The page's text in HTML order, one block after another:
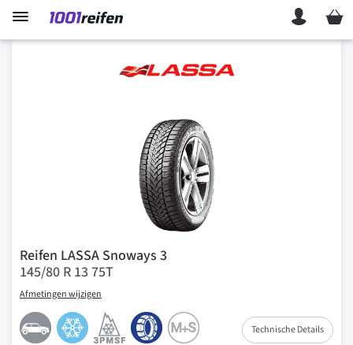
Mein
Reifen LASSA Snoways 3
145/80 R 13 75T
Afmetingen wijzigen
Technische Details